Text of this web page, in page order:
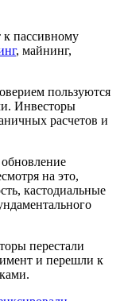
к пассивному
, майнинг,
пользуются
Инвесторы
расчетов и
на это,
кастодиальные
перестали
и перешли к